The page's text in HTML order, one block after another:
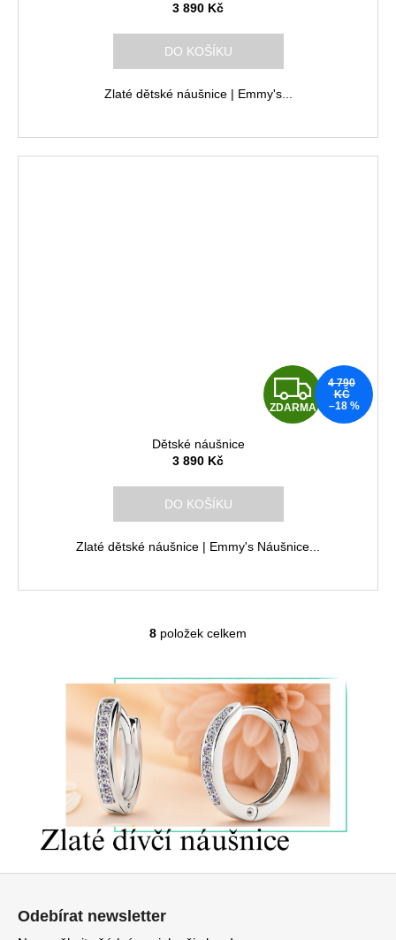
3 890 Kč
DO KOŠÍKU
Zlaté dětské náušnice | Emmy's...
Z
D
ZDARMA
4 790
KČ
–18 %
Dětské náušnice
3 890 Kč
DO KOŠÍKU
Zlaté dětské náušnice | Emmy's Náušnice...
O
l
á
a
c
í
p
v
k
y
p
8 položek celkem
Odebírat newsletter